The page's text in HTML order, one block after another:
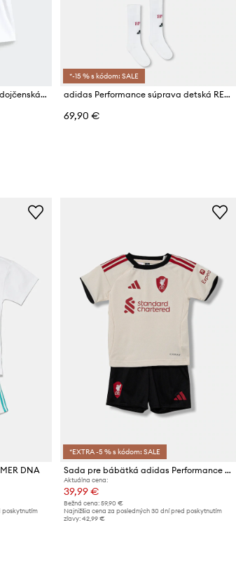
adidas Performance súprava dojčenská REAL MADRID
*-15 % s kódom: SALE
adidas Performance súprava detská REAL MADRID
69,90 €
DNA
poskytnutím
*EXTRA -5 % s kódom: SALE
Sada pre bábätká adidas Performance LFC
Aktuálna cena:
39,99 €
Bežná cena: 59,90 €
Najnižšia cena za posledných 30 dní pred poskytnutím
zľavy: 42,99 €